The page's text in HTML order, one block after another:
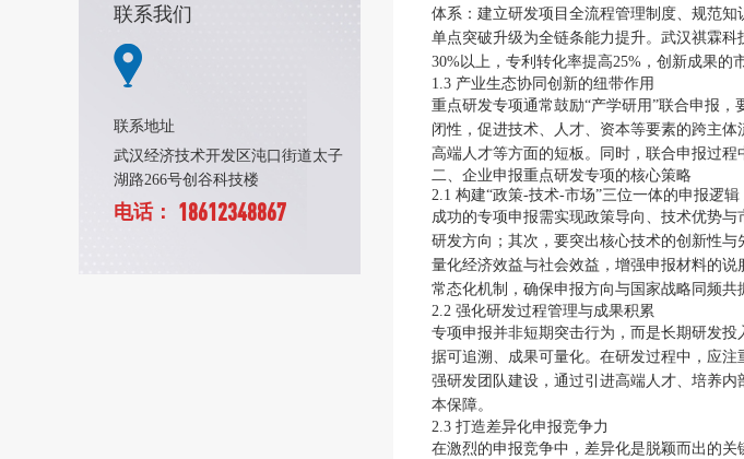
联系我们
联系地址
武汉经济技术开发区沌口街道太子
湖路266号创谷科技楼
电话： 18612348867
体系：建立研发项目全流程管理制度、规范
单点突破升级为全链条能力提升。武汉祺霖
30%以上，专利转化率提高25%，创新成果的
1.3 产业生态协同创新的纽带作用
重点研发专项通常鼓励“产学研用”联合申报
闭性，促进技术、人才、资本等要素的跨主
高端人才等方面的短板。同时，联合申报过
二、企业申报重点研发专项的核心策略
2.1 构建“政策-技术-市场”三位一体的申报逻辑
成功的专项申报需实现政策导向、技术优势
研发方向；其次，要突出核心技术的创新性
量化经济效益与社会效益，增强申报材料的
常态化机制，确保申报方向与国家战略同频共
2.2 强化研发过程管理与成果积累
专项申报并非短期突击行为，而是长期研发
据可追溯、成果可量化。在研发过程中，应
强研发团队建设，通过引进高端人才、培养
本保障。
2.3 打造差异化申报竞争力
在激烈的申报竞争中，差异化是脱颖而出的